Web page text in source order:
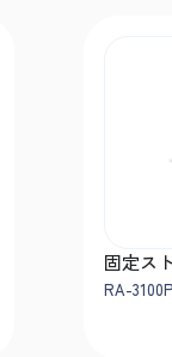
固定ス
RA-